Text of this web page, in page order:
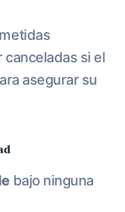
si el
asegurar su
bajo ninguna